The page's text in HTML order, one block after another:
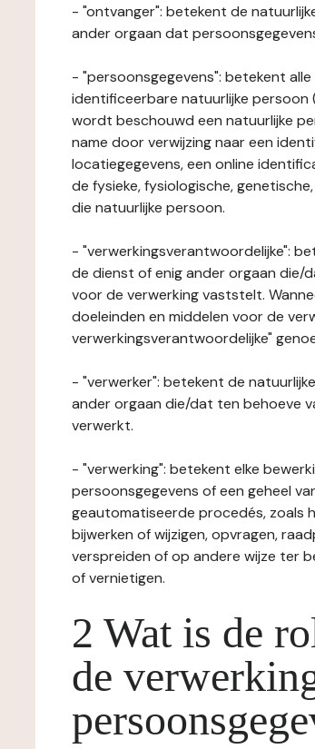
- "ontvanger": betekent de
ander orgaan dat
- "persoonsgegevens": betekent
identificeerbare natuurlijke persoon
wordt beschouwd een natuurlijke
name door verwijzing naar een
locatiegegevens, een online
de fysieke, fysiologische,
die natuurlijke persoon.
- "verwerkingsverantwoordelijke":
de dienst of enig ander orgaan die/
voor de verwerking vaststelt.
doeleinden en middelen voor de
verwerkingsverantwoordelijke"
- "verwerker": betekent de
ander orgaan die/dat ten behoeve
verwerkt.
- "verwerking": betekent elke
persoonsgegevens of een geheel
geautomatiseerde procedés, zoals
bijwerken of wijzigen, opvragen,
verspreiden of op andere wijze ter
of vernietigen.
2 Wat is de
de